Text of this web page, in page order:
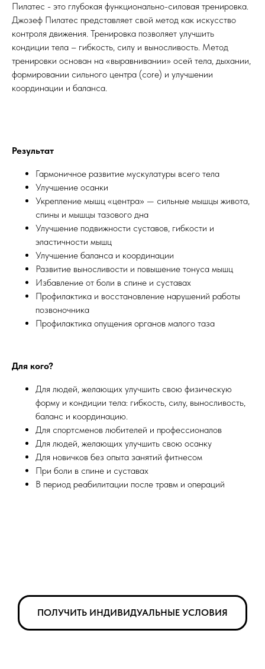
Пилатес - это глубокая функционально-силовая тренировка.
Джозеф Пилатес представляет свой метод как искусство
контроля движения. Тренировка позволяет улучшить
кондиции тела – гибкость, силу и выносливость. Метод
тренировки основан на «выравнивании» осей тела, дыхании,
формировании сильного центра (core) и улучшении
координации и баланса.
Результат
Гармоничное развитие мускулатуры всего тела
Улучшение осанки
Укрепление мышц «центра» — сильные мышцы живота,
спины и мышцы тазового дна
Улучшение подвижности суставов, гибкости и
эластичности мышц
Улучшение баланса и координации
Развитие выносливости и повышение тонуса мышц
Избавление от боли в спине и суставах
Профилактика и восстановление нарушений работы
позвоночника
Профилактика опущения органов малого таза
Для кого?
Для людей, желающих улучшить свою физическую
форму и кондиции тела: гибкость, силу, выносливость,
баланс и координацию.
Для спортсменов любителей и профессионалов
Для людей, желающих улучшить свою осанку
Для новичков без опыта занятий фитнесом
При боли в спине и суставах
В период реабилитации после травм и операций
ПОЛУЧИТЬ ИНДИВИДУАЛЬНЫЕ УСЛОВИЯ